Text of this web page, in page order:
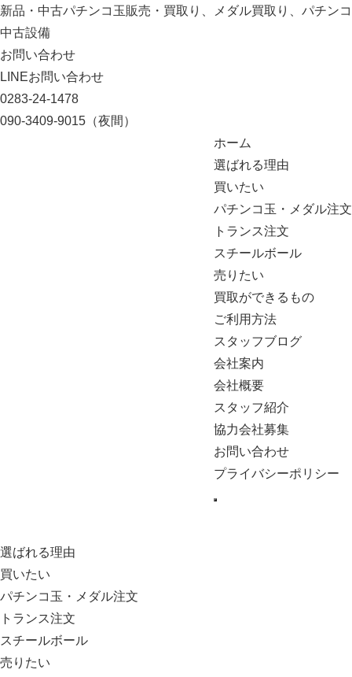
新品・中古パチンコ玉販売・買取り、メダル買取り、パチンコ
中古設備
お問い合わせ
LINEお問い合わせ
0283-24-1478
090-3409-9015 （夜間）
ホーム
選ばれる理由
買いたい
パチンコ玉・メダル注文
トランス注文
スチールボール
売りたい
買取ができるもの
ご利用方法
スタッフブログ
会社案内
会社概要
スタッフ紹介
協力会社募集
お問い合わせ
プライバシーポリシー
選ばれる理由
買いたい
パチンコ玉・メダル注文
トランス注文
スチールボール
売りたい